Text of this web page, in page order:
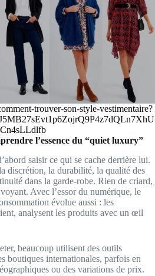
trouver-son-style-vestimentaire?
Cn4sLLdlfb
l’essence du “quiet luxury”
saisir ce qui se cache derrière lui.
discrétion, la durabilité, la qualité des
dans la garde-robe. Rien de criard,
Avec l’essor du numérique, le
évolue aussi : les
analysent les produits avec un œil
beaucoup utilisent des outils
boutiques internationales, parfois en
ou des variations de prix.